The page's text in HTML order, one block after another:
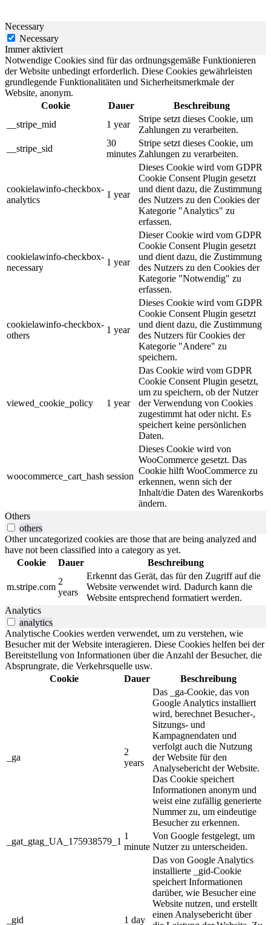
Necessary
Necessary
Immer aktiviert
Notwendige Cookies sind für das ordnungsgemäße Funktionieren
der Website unbedingt erforderlich. Diese Cookies gewährleisten
grundlegende Funktionalitäten und Sicherheitsmerkmale der
Website, anonym.
Cookie
Dauer
Beschreibung
__stripe_mid
1 year
Stripe setzt dieses Cookie, um
Zahlungen zu verarbeiten.
__stripe_sid
30
minutes
Stripe setzt dieses Cookie, um
Zahlungen zu verarbeiten.
cookielawinfo-checkbox-
analytics
1 year
Dieses Cookie wird vom GDPR
Cookie Consent Plugin gesetzt
und dient dazu, die Zustimmung
des Nutzers zu den Cookies der
Kategorie "Analytics" zu
erfassen.
cookielawinfo-checkbox-
necessary
1 year
Dieser Cookie wird vom GDPR
Cookie Consent Plugin gesetzt
und dient dazu, die Zustimmung
des Nutzers zu den Cookies der
Kategorie "Notwendig" zu
erfassen.
cookielawinfo-checkbox-
others
1 year
Dieses Cookie wird vom GDPR
Cookie Consent Plugin gesetzt
und dient dazu, die Zustimmung
des Nutzers für Cookies der
Kategorie "Andere" zu
speichern.
viewed_cookie_policy 1 year
Das Cookie wird vom GDPR
Cookie Consent Plugin gesetzt,
um zu speichern, ob der Nutzer
der Verwendung von Cookies
zugestimmt hat oder nicht. Es
speichert keine persönlichen
Daten.
woocommerce_cart_hash session
Dieses Cookie wird von
WooCommerce gesetzt. Das
Cookie hilft WooCommerce zu
erkennen, wenn sich der
Inhalt/die Daten des Warenkorbs
ändern.
Others
others
Other uncategorized cookies are those that are being analyzed and
have not been classified into a category as yet.
Cookie
Dauer Beschreibung
m.stripe.com
2
years
Erkennt das Gerät, das für den Zugriff auf die
Website verwendet wird. Dadurch kann die
Website entsprechend formatiert werden.
Analytics
analytics
Analytische Cookies werden verwendet, um zu verstehen, wie
Besucher mit der Website interagieren. Diese Cookies helfen bei der
Bereitstellung von Informationen über die Anzahl der Besucher, die
Absprungrate, die Verkehrsquelle usw.
Cookie
Dauer Beschreibung
_ga
2
years
Das _ga-Cookie, das von
Google Analytics installiert
wird, berechnet Besucher-,
Sitzungs- und
Kampagnendaten und
verfolgt auch die Nutzung
der Website für den
Analysebericht der Website.
Das Cookie speichert
Informationen anonym und
weist eine zufällig generierte
Nummer zu, um eindeutige
Besucher zu erkennen.
_gat_gtag_UA_175938579_1
1
minute
Von Google festgelegt, um
Nutzer zu unterscheiden.
_gid 1 day
Das von Google Analytics
installierte _gid-Cookie
speichert Informationen
darüber, wie Besucher eine
Website nutzen, und erstellt
einen Analysebericht über